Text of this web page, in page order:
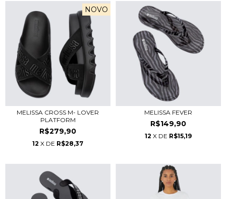
NOVO
MELISSA CROSS M- LOVER
PLATFORM
R$279,90
12 X DE R$28,37
MELISSA FEVER
R$149,90
12 X DE R$15,19